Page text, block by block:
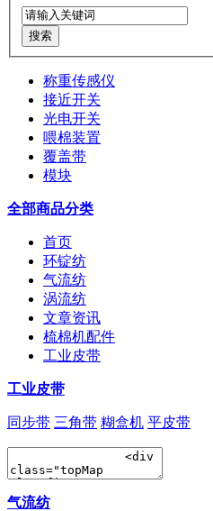
称重传感仪
接近开关
光电开关
喂棉装置
覆盖带
模块
全部商品分类
首页
环锭纺
气流纺
涡流纺
文章资讯
梳棉机配件
工业皮带
工业皮带
同步带 三角带 糊盒机 平皮带
气流纺